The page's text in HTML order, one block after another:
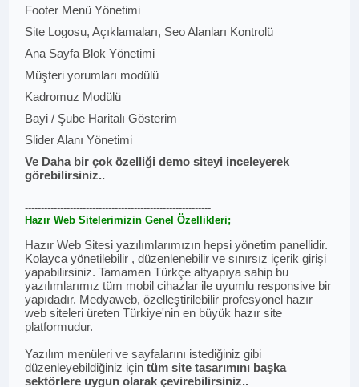
Footer Menü Yönetimi
Site Logosu, Açıklamaları, Seo Alanları Kontrolü
Ana Sayfa Blok Yönetimi
Müşteri yorumları modülü
Kadromuz Modülü
Bayi / Şube Haritalı Gösterim
Slider Alanı Yönetimi
Ve Daha bir çok özelliği demo siteyi inceleyerek
görebilirsiniz..
----------------------------------------------------------
Hazır Web Sitelerimizin Genel Özellikleri;
Hazır Web Sitesi yazılımlarımızın hepsi yönetim panellidir.
Kolayca yönetilebilir , düzenlenebilir ve sınırsız içerik girişi
yapabilirsiniz. Tamamen Türkçe altyapıya sahip bu
yazılımlarımız tüm mobil cihazlar ile uyumlu responsive bir
yapıdadır. Medyaweb, özelleştirilebilir profesyonel hazır
web siteleri üreten Türkiye'nin en büyük hazır site
platformudur.
Yazılım menüleri ve sayfalarını istediğiniz gibi
düzenleyebildiğiniz içintüm site tasarımını başka
sektörlere uygun olarak çevirebilirsiniz..